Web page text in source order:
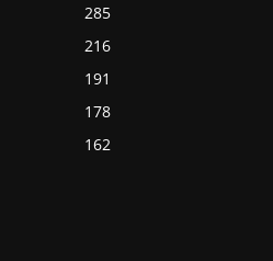
285
216
191
178
162